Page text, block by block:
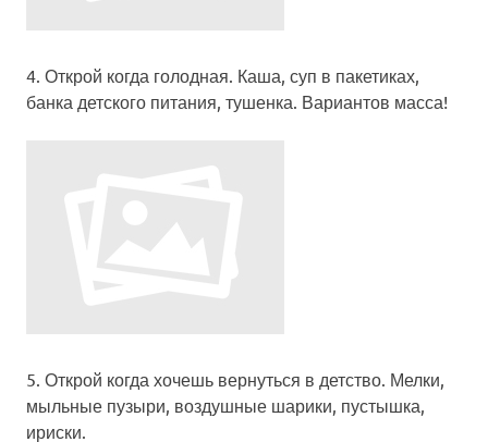
4. Открой когда голодная . Каша, суп в пакетиках,
банка детского питания, тушенка. Вариантов масса!
5. Открой когда хочешь вернуться в детство. Мелки,
мыльные пузыри, воздушные шарики, пустышка,
ириски.